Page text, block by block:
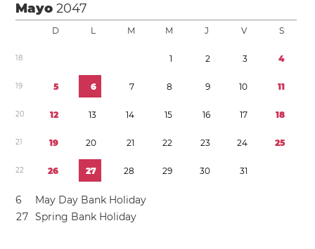
Mayo2047
D L M M J V S
18 1 2 3 4
19 5 6 7 8 9 10 11
20 12 13 14 15 16 17 18
21 19 20 21 22 23 24 25
22 26 27 28 29 30 31
6
May Day Bank Holiday
27 Spring Bank Holiday